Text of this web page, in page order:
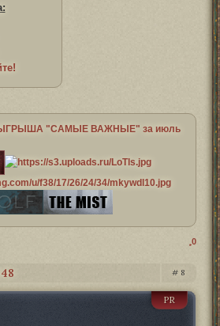
"САМЫЕ ВАЖНЫЕ" за июль
0
8
PR